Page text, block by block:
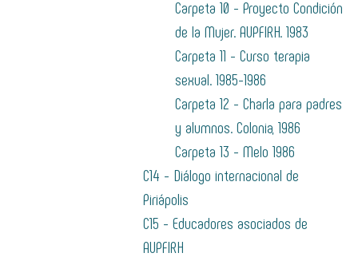
Carpeta 10 - Proyecto Condición
de la Mujer. AUPFIRH. 1983
Carpeta 11 - Curso terapia
sexual. 1985-1986
Carpeta 12 - Charla para padres
y alumnos. Colonia, 1986
Carpeta 13 - Melo 1986
C14 - Diálogo internacional de
Piriápolis
C15 - Educadores asociados de
AUPFIRH